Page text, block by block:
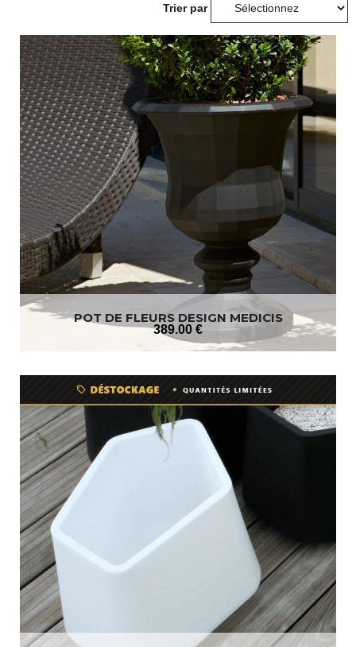
Trier par
POT DE FLEURS DESIGN MEDICIS
389.00 €